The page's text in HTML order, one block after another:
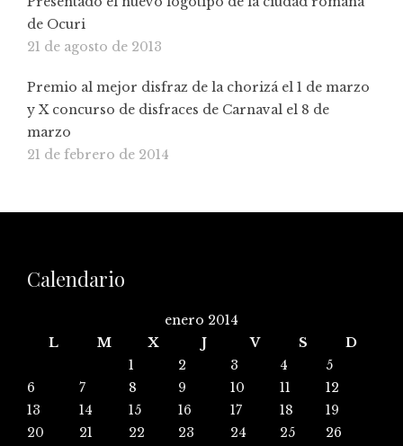
de Ocuri
21 de agosto de 2013
Premio al mejor disfraz de la chorizá el 1 de marzo
y X concurso de disfraces de Carnaval el 8 de
marzo
21 de febrero de 2014
Calendario
enero 2014
L
M X J V S
D
1
2 3 4
5
6
7 8 9 10 11
12
13
14 15 16 17 18
19
20
21 22 23 24 25
26